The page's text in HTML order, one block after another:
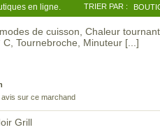
en ligne. TRIER PAR :
de cuisson, Chaleur
C, Tournebroche, Minuteur [...]
avis sur ce marchand
Grill